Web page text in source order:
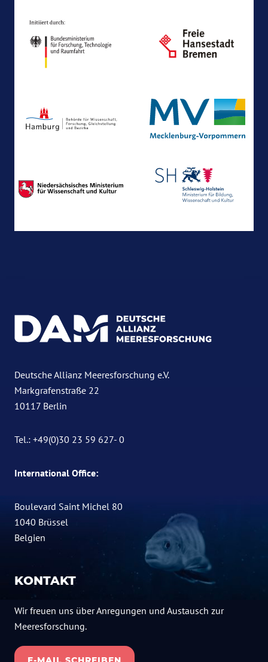
Deutsche Allianz Meeresforschung e.V.
Markgrafenstraße 22
10117 Berlin
Tel.: +49(0)30 23 59 627- 0
International Office:
Boulevard Saint Michel 80
1040 Brüssel
Belgien
KONTAKT
Wir freuen uns über Anregungen und Austausch zur
Meeresforschung.